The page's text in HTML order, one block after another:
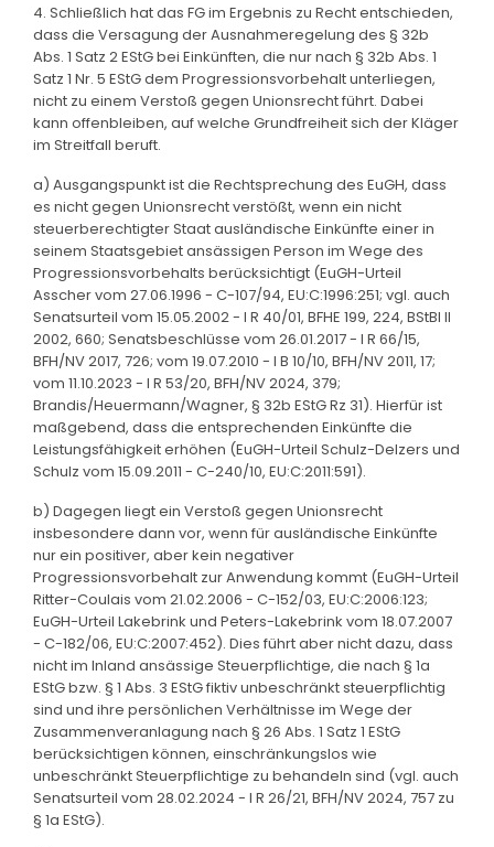
4. Schließlich hat das FG im Ergebnis zu Recht entschieden,
dass die Versagung der Ausnahmeregelung des § 32b
Abs. 1 Satz 2 EStG bei Einkünften, die nur nach § 32b Abs. 1
Satz 1 Nr. 5 EStG dem Progressionsvorbehalt unterliegen,
nicht zu einem Verstoß gegen Unionsrecht führt. Dabei
kann offenbleiben, auf welche Grundfreiheit sich der Kläger
im Streitfall beruft.
a) Ausgangspunkt ist die Rechtsprechung des EuGH, dass
es nicht gegen Unionsrecht verstößt, wenn ein nicht
steuerberechtigter Staat ausländische Einkünfte einer in
seinem Staatsgebiet ansässigen Person im Wege des
Progressionsvorbehalts berücksichtigt (EuGH-Urteil
Asscher vom 27.06.1996 - C-107/94, EU:C:1996:251; vgl. auch
Senatsurteil vom 15.05.2002 - I R 40/01, BFHE 199, 224, BStBl II
2002, 660; Senatsbeschlüsse vom 26.01.2017 - I R 66/15,
BFH/NV 2017, 726; vom 19.07.2010 - I B 10/10, BFH/NV 2011, 17;
vom 11.10.2023 - I R 53/20, BFH/NV 2024, 379;
Brandis/Heuermann/Wagner, § 32b EStG Rz 31). Hierfür ist
maßgebend, dass die entsprechenden Einkünfte die
Leistungsfähigkeit erhöhen (EuGH-Urteil Schulz-Delzers und
Schulz vom 15.09.2011 - C-240/10, EU:C:2011:591).
b) Dagegen liegt ein Verstoß gegen Unionsrecht
insbesondere dann vor, wenn für ausländische Einkünfte
nur ein positiver, aber kein negativer
Progressionsvorbehalt zur Anwendung kommt (EuGH-Urteil
Ritter-Coulais vom 21.02.2006 - C-152/03, EU:C:2006:123;
EuGH-Urteil Lakebrink und Peters-Lakebrink vom 18.07.2007
- C-182/06, EU:C:2007:452). Dies führt aber nicht dazu, dass
nicht im Inland ansässige Steuerpflichtige, die nach § 1a
EStG bzw. § 1 Abs. 3 EStG fiktiv unbeschränkt steuerpflichtig
sind und ihre persönlichen Verhältnisse im Wege der
Zusammenveranlagung nach § 26 Abs. 1 Satz 1 EStG
berücksichtigen können, einschränkungslos wie
unbeschränkt Steuerpflichtige zu behandeln sind (vgl. auch
Senatsurteil vom 28.02.2024 - I R 26/21, BFH/NV 2024, 757 zu
§ 1a EStG).